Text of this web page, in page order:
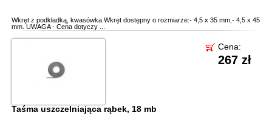
Wkręt z podkładką, kwasówka.Wkręt dostępny o rozmiarze:- 4,5 x 35 mm,- 4,5 x 45
mm. UWAGA - Cena dotyczy ...
Taśma uszczelniająca rąbek, 18 mb
Cena:
267 zł